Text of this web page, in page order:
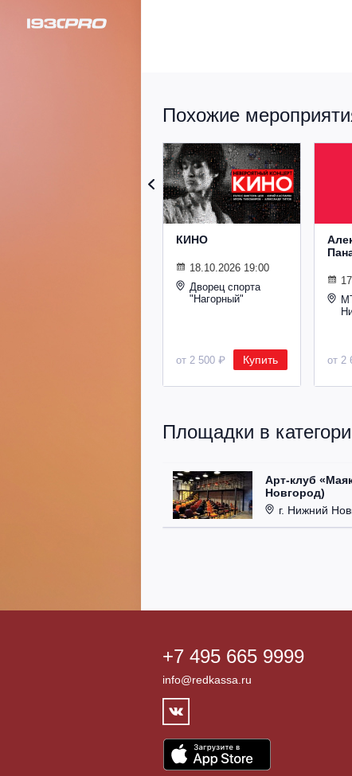
Похожие
КИНО
18.10.2026 19:00
Дворец спорта
"Нагорный"
от 2 500 ₽ Купить от 2
Площадки в
Арт-клуб
Новгород)
г. Нижний
+7 495 665 9999
info@redkassa.ru